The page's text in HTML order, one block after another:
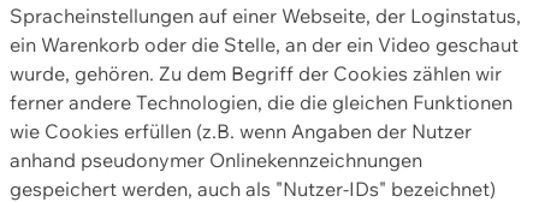
Spracheinstellungen auf einer Webseite, der Loginstatus,
ein Warenkorb oder die Stelle, an der ein Video geschaut
wurde, gehören. Zu dem Begriff der Cookies zählen wir
ferner andere Technologien, die die gleichen Funktionen
wie Cookies erfüllen (z.B. wenn Angaben der Nutzer
anhand pseudonymer Onlinekennzeichnungen
gespeichert werden, auch als "Nutzer-IDs" bezeichnet)